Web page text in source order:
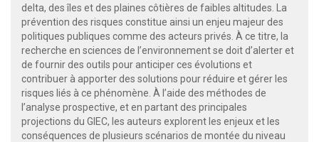
delta, des îles et des plaines côtières de faibles altitudes. La
prévention des risques constitue ainsi un enjeu majeur des
politiques publiques comme des acteurs privés. À ce titre, la
recherche en sciences de l’environnement se doit d’alerter et
de fournir des outils pour anticiper ces évolutions et
contribuer à apporter des solutions pour réduire et gérer les
risques liés à ce phénomène. À l’aide des méthodes de
l’analyse prospective, et en partant des principales
projections du GIEC, les auteurs explorent les enjeux et les
conséquences de plusieurs scénarios de montée du niveau